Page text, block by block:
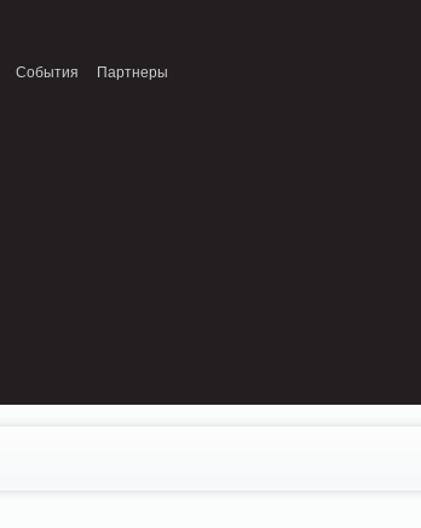
События Партнеры